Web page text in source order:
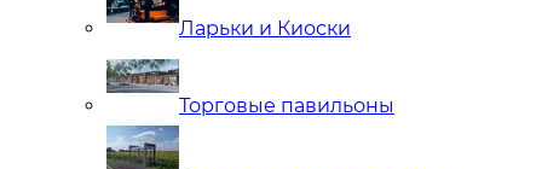
Ларьки и Киоски
Торговые павильоны